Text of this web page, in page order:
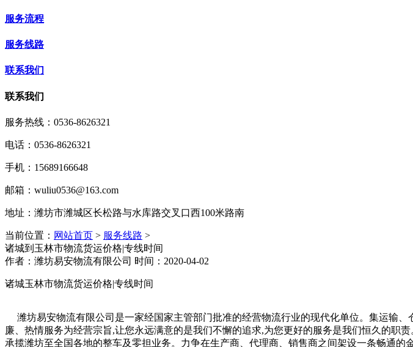
服务流程
服务线路
联系我们
联系我们
服务热线： 0536-8626321
电话：0536-8626321
手机：15689166648
邮箱：wuliu0536@163.com
地址：潍坊市潍城区长松路与水库路交叉口西100米路南
当前位置： 网站首页 > 服务线路 >
诸城到玉林市物流货运价格|专线时间
作者：潍坊易安物流有限公司 时间：2020-04-02
诸城玉林市物流货运价格|专线时间
潍坊易安物流有限公司是一家经国家主管部门批准的经营物流行业的现代化单位。集运输
廉、热情服务为经营宗旨,让您永远满意的是我们不懈的追求,为您更好的服务是我们恒久的职
承揽潍坊至全国各地的整车及零担业务。力争在生产商、代理商、销售商之间架设一条畅通的